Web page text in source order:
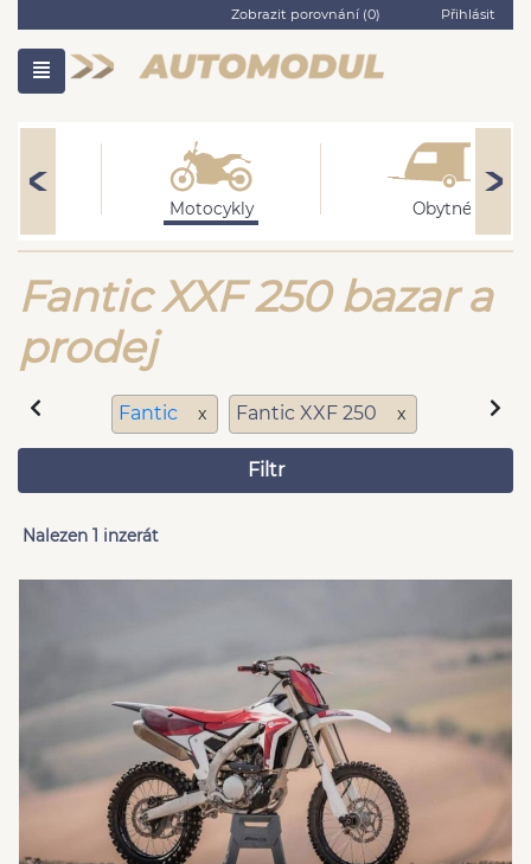
Zobrazit porovnání (0) Přihlásit
Motocykly Obytné
Fantic XXF 250 bazar a
prodej
Fantic x Fantic XXF 250 x
Filtr
Nalezen 1 inzerát